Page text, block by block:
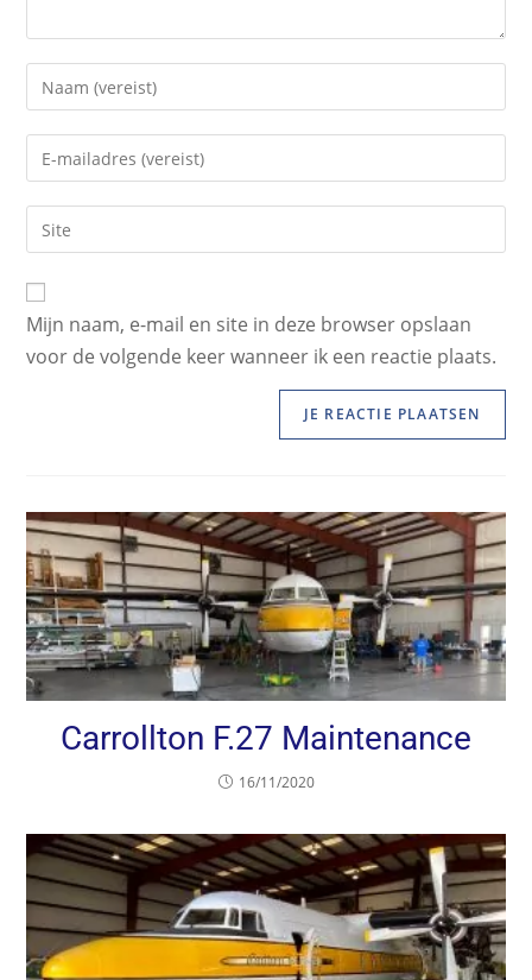
Mijn naam, e-mail en site in deze browser opslaan
voor de volgende keer wanneer ik een reactie plaats.
Carrollton F.27 Maintenance
16/11/2020